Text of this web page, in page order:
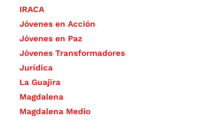
IRACA
Jóvenes en Acción
Jóvenes en Paz
Jóvenes Transformadores
Jurídica
La Guajira
Magdalena
Magdalena Medio